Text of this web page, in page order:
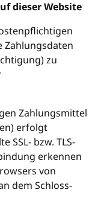
dieser Website
Zahlungsdaten
zu
Zahlungsmittel
erfolgt
SSL- bzw. TLS-
erkennen
von
dem Schloss-